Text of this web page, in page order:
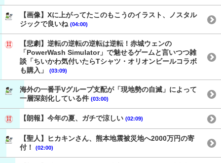
【画像】Xに上がってたこのもこうのイラスト、ノスタル
ジックで良いね (04:00)
【悲劇】逆転の逆転の逆転は逆転！赤城ウェンの
「PowerWash Simulator」で魅せるゲームと言いつつ雑
談「ちいかわ気付いたらTシャツ・オリオンビールコラボ
も購入」
(03:09)
海外の一番手Vグループ支配が「現地勢の自滅」によって
一層深刻化している件 (03:00)
【朗報】今年の夏、ガチで涼しい (02:09)
【聖人】ヒカキンさん、熊本地震被災地へ2000万円の寄
付！
(02:00)